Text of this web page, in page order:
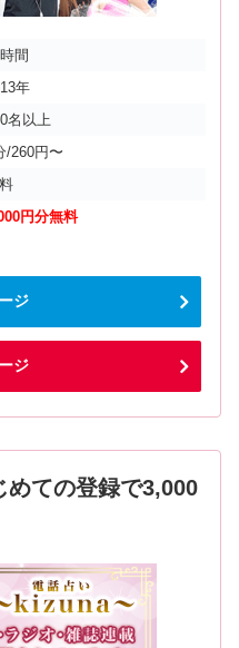
間
年
名以上
/260円〜
円分無料
ジ
ジ
めての登録で3,000